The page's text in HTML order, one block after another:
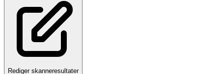
Rediger skanneresultater